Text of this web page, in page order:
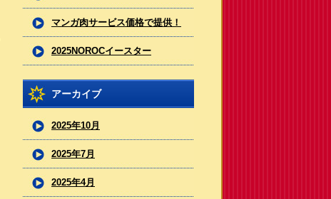
マンガ肉サービス価格で提供！
2025NOROCイースター
アーカイブ
2025年10月
2025年7月
2025年4月